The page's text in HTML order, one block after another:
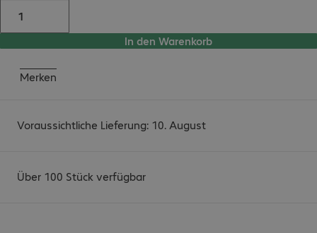
In den Warenkorb
Merken
Voraussichtliche Lieferung: 10. August
Über 100 Stück verfügbar